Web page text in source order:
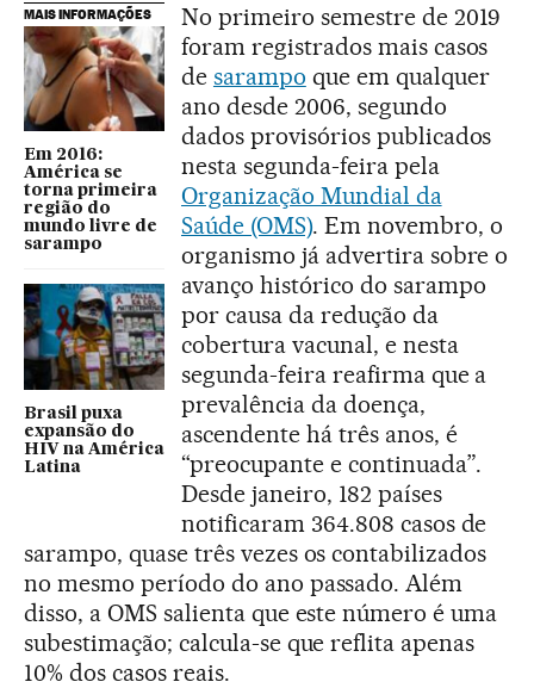
MAIS INFORMAÇÕES
Em 2016:
América se
torna primeira
região do
mundo livre de
sarampo
Brasil puxa
expansão do
HIV na América
Latina
No primeiro semestre de 2019
foram registrados mais casos
de sarampo que em qualquer
ano desde 2006, segundo
dados provisórios publicados
nesta segunda-feira pela
Organização Mundial da
Saúde (OMS). Em novembro, o
organismo já advertira sobre o
avanço histórico do sarampo
por causa da redução da
cobertura vacunal, e nesta
segunda-feira reafirma que a
prevalência da doença,
ascendente há três anos, é
“preocupante e continuada”.
Desde janeiro, 182 países
notificaram 364.808 casos de
sarampo, quase três vezes os contabilizados
no mesmo período do ano passado. Além
disso, a OMS salienta que este número é uma
subestimação; calcula-se que reflita apenas
10% dos casos reais.